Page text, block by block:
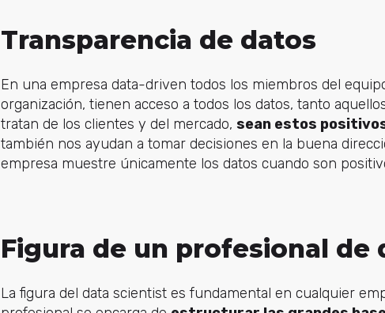
Transparencia de datos
En una empresa data-driven todos los miembros del
organización, tienen acceso a todos los datos, tanto
tratan de los clientes y del mercado, sean estos
también nos ayudan a tomar decisiones en la buena
empresa muestre únicamente los datos cuando son
Figura de un profesional de
La figura del data scientist es fundamental en cualquier